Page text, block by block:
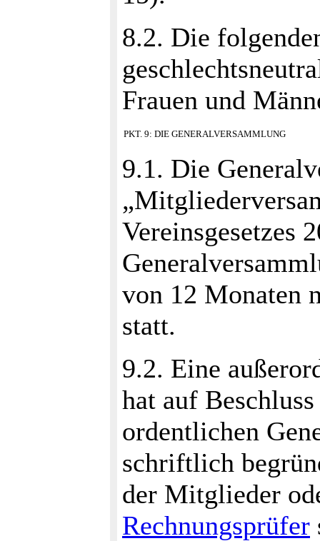
8.2. Die
Frauen und
PKT. 9: DIE GENERALVERSAMMLUNG
9.1. Die
Vereinsgesetzes
von 12 Monaten
statt.
9.2. Eine
hat auf
ordentlichen
schriftlich
der Mitglieder
Rechnungsprüfer